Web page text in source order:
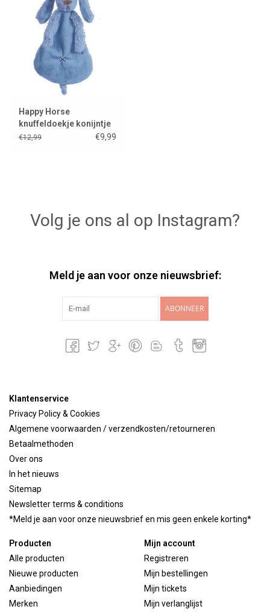
Happy Horse
knuffeldoekje konijntje
Richie blauw
€12,99 €9,99
Volg je ons al op Instagram?
Meld je aan voor onze nieuwsbrief:
ABONNEER
Klantenservice
Privacy Policy & Cookies
Algemene voorwaarden / verzendkosten/retourneren
Betaalmethoden
Over ons
In het nieuws
Sitemap
Newsletter terms & conditions
*Meld je aan voor onze nieuwsbrief en mis geen enkele korting*
Producten
Alle producten
Nieuwe producten
Aanbiedingen
Merken
Mijn account
Registreren
Mijn bestellingen
Mijn tickets
Mijn verlanglijst